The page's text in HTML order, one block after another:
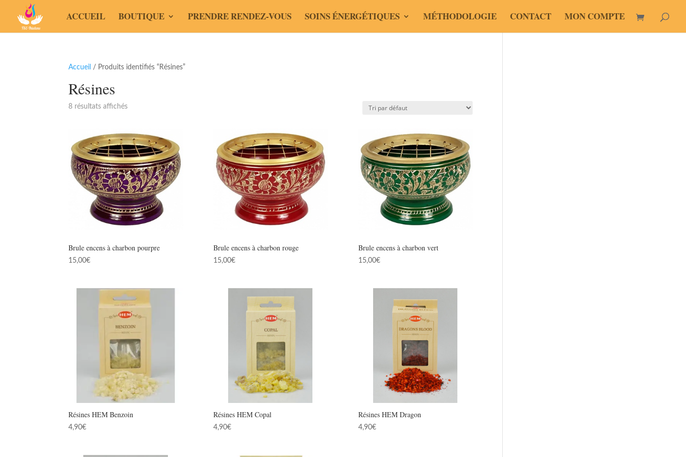
ACCUEIL BOUTIQUE PRENDRE RENDEZ-VOUS SOINS ÉNERGÉTIQUES MÉTHODOLOGIE CONTACT MON COMPTE
Accueil / Produits identifiés “Résines”
Résines
8 résultats affichés
Brule encens à charbon pourpre
15,00€
Brule encens à charbon rouge
15,00€
Brule encens à charbon vert
15,00€
Résines HEM Benzoin
4,90€
Résines HEM Copal
4,90€
Résines HEM Dragon
4,90€